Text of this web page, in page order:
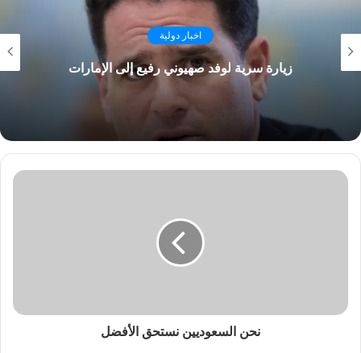
اخبار دولية
زيارة سرية لوفد صهيوني رفيع إلى الإمارات
نحن السعوديين نستحق الأفضل